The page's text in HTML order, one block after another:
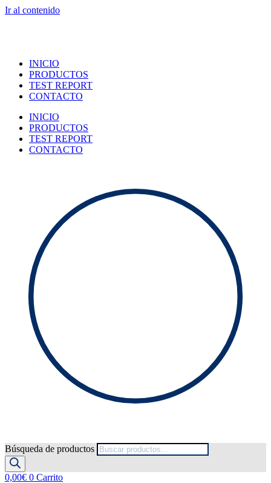
Ir al contenido
INICIO
PRODUCTOS
TEST REPORT
CONTACTO
INICIO
PRODUCTOS
TEST REPORT
CONTACTO
Búsqueda de productos
0,00€ 0 Carrito